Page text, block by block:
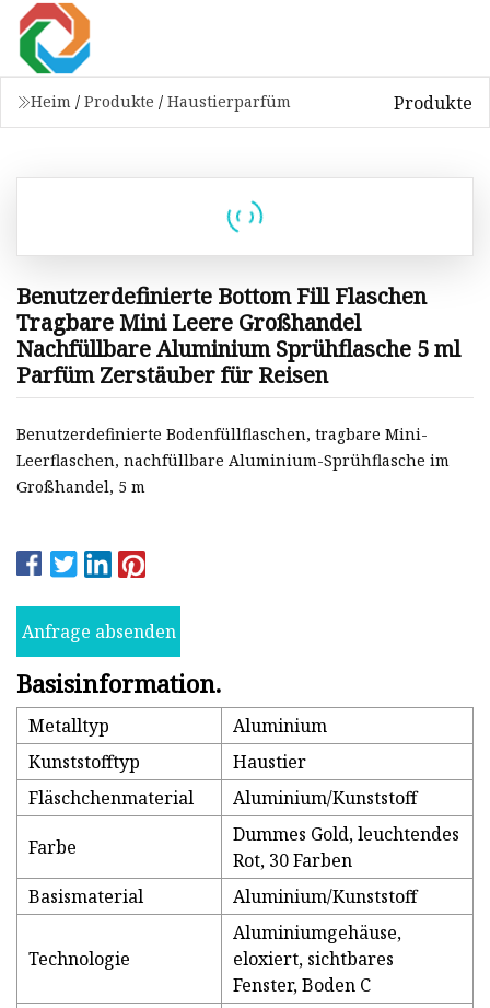
Heim / Produkte / Haustierparfüm Produkte
Benutzerdefinierte Bottom Fill Flaschen
Tragbare Mini Leere Großhandel
Nachfüllbare Aluminium Sprühflasche 5 ml
Parfüm Zerstäuber für Reisen
Benutzerdefinierte Bodenfüllflaschen, tragbare Mini-
Leerflaschen, nachfüllbare Aluminium-Sprühflasche im
Großhandel, 5 m
Anfrage absenden
Basisinformation.
Metalltyp
Aluminium
Kunststofftyp
Haustier
Fläschchenmaterial
Aluminium/Kunststoff
Farbe
Dummes Gold, leuchtendes
Rot, 30 Farben
Basismaterial
Aluminium/Kunststoff
Technologie
Aluminiumgehäuse,
eloxiert, sichtbares
Fenster, Boden C